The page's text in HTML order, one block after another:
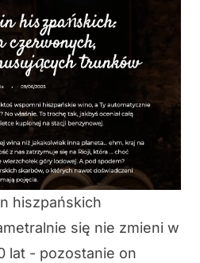
hiszpańskich
się nie zmieni w
lat - pozostanie on